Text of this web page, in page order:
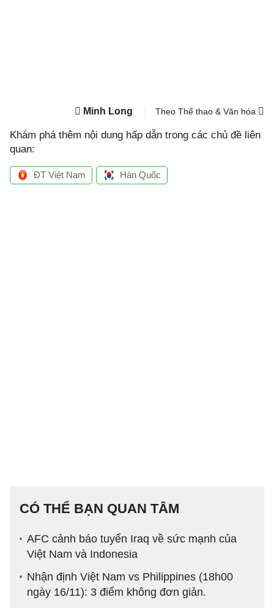
Minh Long Theo Thể thao & Văn hóa
Khám phá thêm nội dung hấp dẫn trong các chủ đề liên
quan:
ĐT Việt Nam Hàn Quốc
CÓ THỂ BẠN QUAN TÂM
AFC cảnh báo tuyển Iraq về sức mạnh của
Việt Nam và Indonesia
Nhận định Việt Nam vs Philippines (18h00
ngày 16/11): 3 điểm không đơn giản.